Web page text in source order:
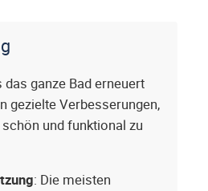
ganze Bad erneuert
gezielte Verbesserungen,
und funktional zu
: Die meisten